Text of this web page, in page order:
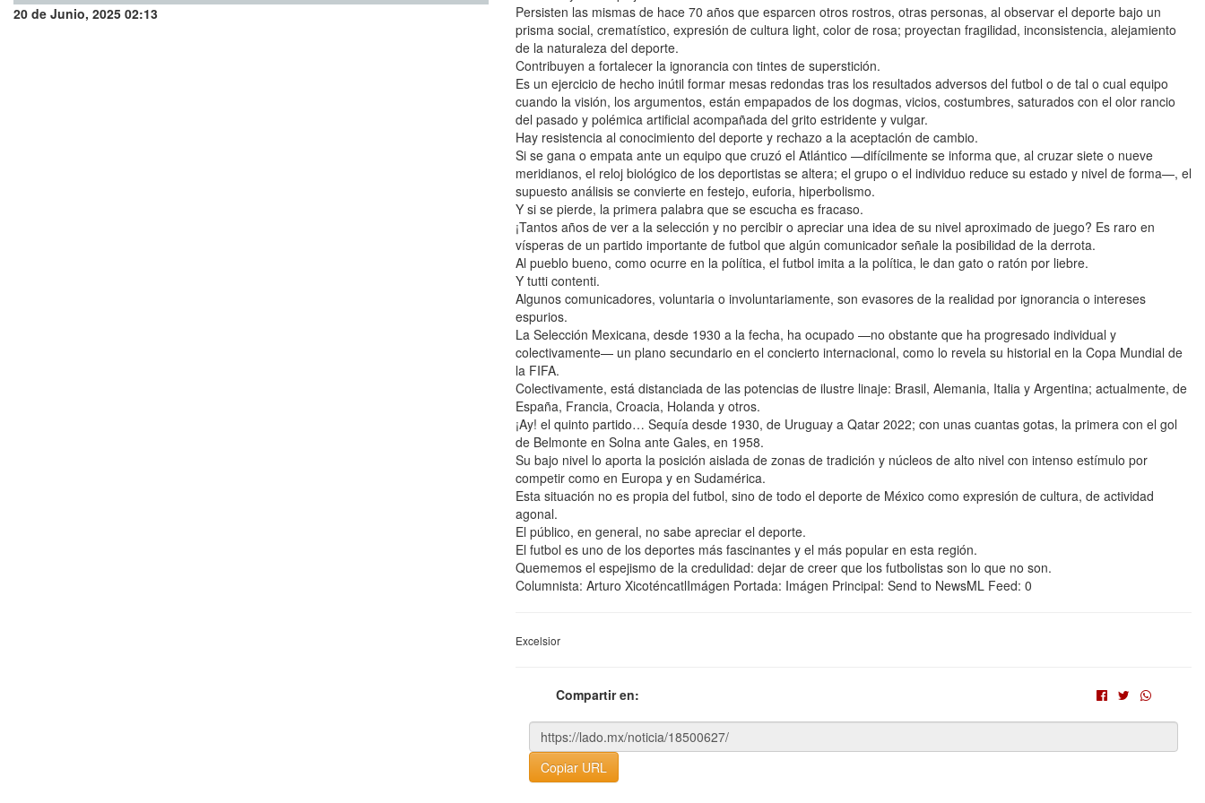
20 de Junio, 2025 02:13
Persisten las mismas de hace 70 años que esparcen otros rostros, otras personas, al observar el deporte bajo un
prisma social, crematístico, expresión de cultura light, color de rosa; proyectan fragilidad, inconsistencia, alejamiento
de la naturaleza del deporte.
Contribuyen a fortalecer la ignorancia con tintes de superstición.
Es un ejercicio de hecho inútil formar mesas redondas tras los resultados adversos del futbol o de tal o cual equipo
cuando la visión, los argumentos, están empapados de los dogmas, vicios, costumbres, saturados con el olor rancio
del pasado y polémica artificial acompañada del grito estridente y vulgar.
Hay resistencia al conocimiento del deporte y rechazo a la aceptación de cambio.
Si se gana o empata ante un equipo que cruzó el Atlántico —difícilmente se informa que, al cruzar siete o nueve
meridianos, el reloj biológico de los deportistas se altera; el grupo o el individuo reduce su estado y nivel de forma—, el
supuesto análisis se convierte en festejo, euforia, hiperbolismo.
Y si se pierde, la primera palabra que se escucha es fracaso.
¡Tantos años de ver a la selección y no percibir o apreciar una idea de su nivel aproximado de juego? Es raro en
vísperas de un partido importante de futbol que algún comunicador señale la posibilidad de la derrota.
Al pueblo bueno, como ocurre en la política, el futbol imita a la política, le dan gato o ratón por liebre.
Y tutti contenti.
Algunos comunicadores, voluntaria o involuntariamente, son evasores de la realidad por ignorancia o intereses
espurios.
La Selección Mexicana, desde 1930 a la fecha, ha ocupado —no obstante que ha progresado individual y
colectivamente— un plano secundario en el concierto internacional, como lo revela su historial en la Copa Mundial de
la FIFA.
Colectivamente, está distanciada de las potencias de ilustre linaje: Brasil, Alemania, Italia y Argentina; actualmente, de
España, Francia, Croacia, Holanda y otros.
¡Ay! el quinto partido… Sequía desde 1930, de Uruguay a Qatar 2022; con unas cuantas gotas, la primera con el gol
de Belmonte en Solna ante Gales, en 1958.
Su bajo nivel lo aporta la posición aislada de zonas de tradición y núcleos de alto nivel con intenso estímulo por
competir como en Europa y en Sudamérica.
Esta situación no es propia del futbol, sino de todo el deporte de México como expresión de cultura, de actividad
agonal.
El público, en general, no sabe apreciar el deporte.
El futbol es uno de los deportes más fascinantes y el más popular en esta región.
Quememos el espejismo de la credulidad: dejar de creer que los futbolistas son lo que no son.
Columnista: Arturo XicoténcatlImágen Portada: Imágen Principal: Send to NewsML Feed: 0
Excelsior
Compartir en:
Copiar URL